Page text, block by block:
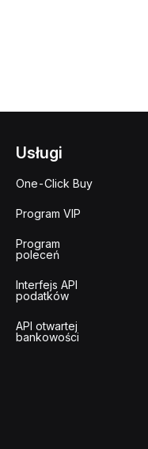
Usługi
One-Click Buy
Program VIP
Program
poleceń
Interfejs API
podatków
API otwartej
bankowości